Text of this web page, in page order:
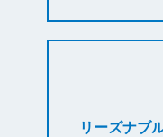
リーズナブ